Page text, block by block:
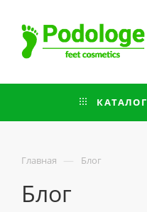
КАТАЛОГ
Главная — Блог
Блог